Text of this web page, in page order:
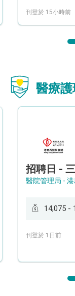
刊登於 15小時前
醫療護
醫院管理局 -
14,075 -
刊登於 1日前